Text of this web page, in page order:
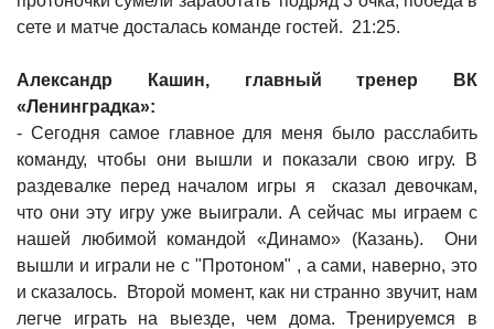
сете и матче досталась команде гостей. 21:25.
Александр Кашин, главный тренер ВК
«Ленинградка»:
- Сегодня самое главное для меня было расслабить
команду, чтобы они вышли и показали свою игру. В
раздевалке перед началом игры я сказал девочкам,
что они эту игру уже выиграли. А сейчас мы играем с
нашей любимой командой «Динамо» (Казань). Они
вышли и играли не с "Протоном" , а сами, наверно, это
и сказалось. Второй момент, как ни странно звучит, нам
легче играть на выезде, чем дома. Тренируемся в